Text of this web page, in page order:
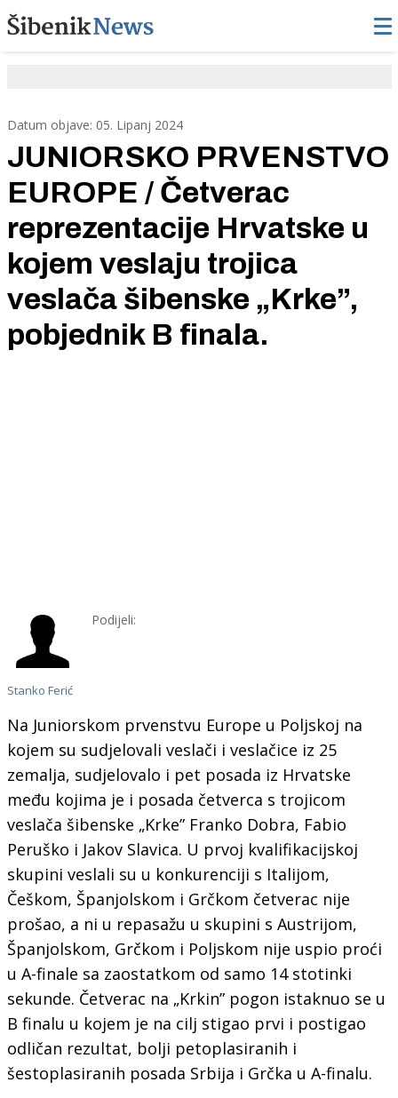
Datum objave: 05. Lipanj 2024
JUNIORSKO PRVENSTVO
EUROPE / Četverac
reprezentacije Hrvatske u
kojem veslaju trojica
veslača šibenske „Krke”,
pobjednik B finala.
Stanko Ferić
Podijeli:
Na Juniorskom prvenstvu Europe u Poljskoj na
kojem su sudjelovali veslači i veslačice iz 25
zemalja, sudjelovalo i pet posada iz Hrvatske
među kojima je i posada četverca s trojicom
veslača šibenske „Krke” Franko Dobra, Fabio
Peruško i Jakov Slavica. U prvoj kvalifikacijskoj
skupini veslali su u konkurenciji s Italijom,
Češkom, Španjolskom i Grčkom četverac nije
prošao, a ni u repasažu u skupini s Austrijom,
Španjolskom, Grčkom i Poljskom nije uspio proći
u A-finale sa zaostatkom od samo 14 stotinki
sekunde. Četverac na „Krkin” pogon istaknuo se u
B finalu u kojem je na cilj stigao prvi i postigao
odličan rezultat, bolji petoplasiranih i
šestoplasiranih posada Srbija i Grčka u A-finalu.